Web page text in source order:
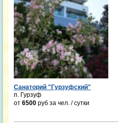
Санаторий "Гурзуфский"
п. Гурзуф
от 6500 руб за чел. / сутки